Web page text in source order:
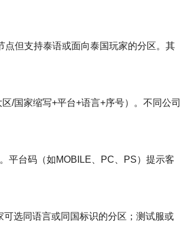
点但支持泰语或面向泰国玩家的分区。其
/国家缩写+平台+语言+序号）。不同公司
平台码（如MOBILE、PC、PS）提示客
选同语言或同国标识的分区；测试服或